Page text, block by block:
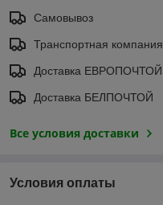
Самовывоз
Транспортная компания
Доставка ЕВРОПОЧТОЙ
Доставка БЕЛПОЧТОЙ
Все условия доставки
Условия оплаты